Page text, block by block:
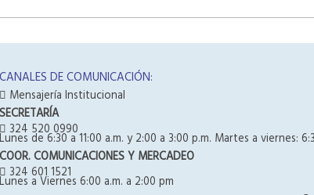
CANALES DE COMUNICACIÓN:
Mensajería Institucional
SECRETARÍA
324 520 0990
Lunes de 6:30 a 11:00 a.m. y 2:00 a 3:00 p.m. Martes a viernes:
COOR. COMUNICACIONES Y MERCADEO
324 601 1521
Lunes a Viernes 6:00 a.m. a 2:00 pm